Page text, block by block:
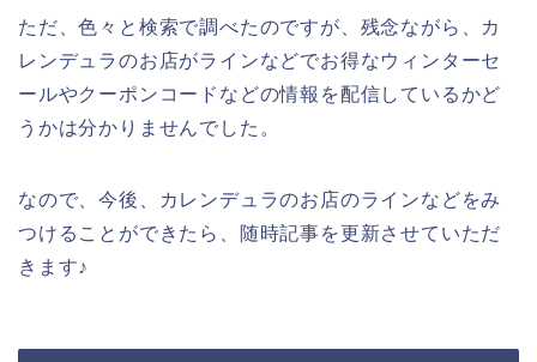
ただ、色々と検索で調べたのですが、残念ながら、カ
レンデュラのお店がラインなどでお得なウィンターセ
ールやクーポンコードなどの情報を配信しているかど
うかは分かりませんでした。
なので、今後、カレンデュラのお店のラインなどをみ
つけることができたら、随時記事を更新させていただ
きます♪